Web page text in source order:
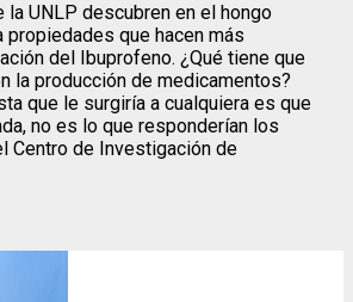
la UNLP descubren en el hongo
propiedades que hacen más
del Ibuprofeno. ¿Qué tiene que
la producción de medicamentos?
que le surgiría a cualquiera es que
no es lo que responderían los
Centro de Investigación de